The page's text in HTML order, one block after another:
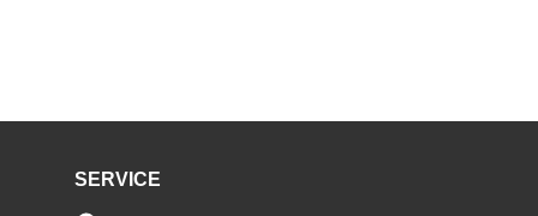
SERVICE